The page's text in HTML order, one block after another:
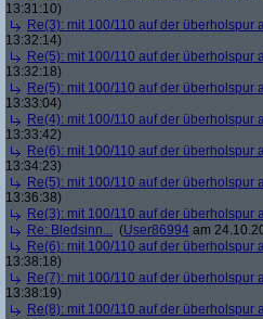
13:31:10)
Re(3): mit 100/110 auf der
13:32:14)
Re(5): mit 100/110 auf der
13:32:18)
Re(5): mit 100/110 auf der
13:33:04)
Re(4): mit 100/110 auf der
13:33:42)
Re(6): mit 100/110 auf der
13:34:23)
Re(5): mit 100/110 auf der
13:36:38)
Re(3): mit 100/110 auf der
Re: Bledsinn... (User86994 am
Re(6): mit 100/110 auf der
13:38:18)
Re(7): mit 100/110 auf der
13:38:19)
Re(8): mit 100/110 auf der